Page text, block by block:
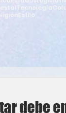
Tecnología
Estilo
debe